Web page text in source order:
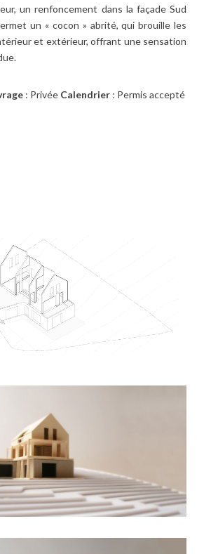
un renfoncement dans la façade Sud
un « cocon » abrité, qui brouille les
et extérieur, offrant une sensation
: Privée Calendrier: Permis accepté